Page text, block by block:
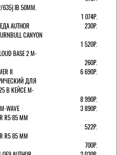
IB 50MM.
1 074Р.
AUTHOR
230Р.
CANYON
1 520Р.
BASE 2 M-
260Р.
II
6 690Р.
ДЛЯ
В КЕЙСЕ M-
8 990Р.
WAVE
3 890Р.
R5 85 ММ
522Р.
R5 85 ММ
700Р.